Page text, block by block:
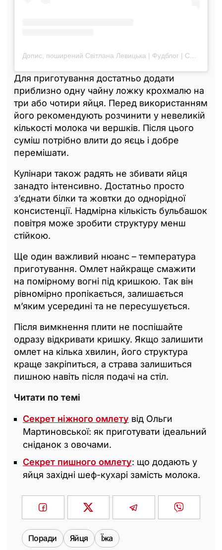
Допис, поширений Світлана Левицька | Фудблог | Смачні рецепти (@lanas_diet)
Для приготування достатньо додати
приблизно одну чайну ложку крохмалю на
три або чотири яйця. Перед використанням
його рекомендують розчинити у невеликій
кількості молока чи вершків. Після цього
суміш потрібно влити до яєць і добре
перемішати.
Кулінари також радять не збивати яйця
занадто інтенсивно. Достатньо просто
з’єднати білки та жовтки до однорідної
консистенції. Надмірна кількість бульбашок
повітря може зробити структуру менш
стійкою.
Ще один важливий нюанс – температура
приготування. Омлет найкраще смажити
на помірному вогні під кришкою. Так він
рівномірно пропікається, залишається
м’яким усередині та не пересушується.
Після вимкнення плити не поспішайте
одразу відкривати кришку. Якщо залишити
омлет на кілька хвилин, його структура
краще закріпиться, а страва залишиться
пишною навіть після подачі на стіл.
Читати по темі
Секрет ніжного омлету від Ольги
Мартиновської: як приготувати ідеальний
сніданок з овочами.
Секрет пишного омлету: що додають у
яйця західні шеф-кухарі замість молока.
Поради Яйця Їжа